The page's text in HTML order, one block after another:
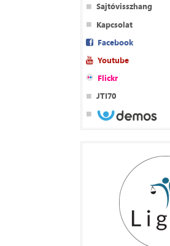
Sajtóvisszhang
Kapcsolat
Facebook
Youtube
Flickr
JTI70